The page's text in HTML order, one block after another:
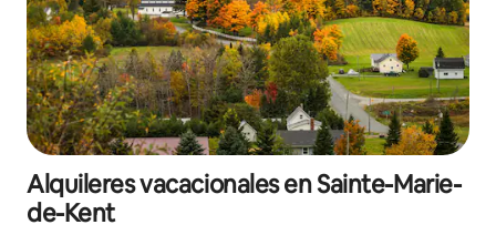
Alquileres vacacionales en Sainte-Marie-
de-Kent